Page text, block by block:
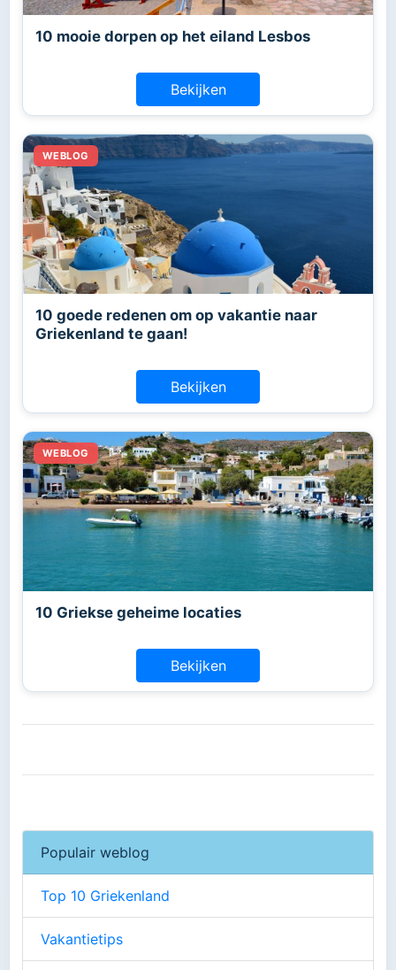
10 mooie dorpen op het eiland Lesbos
Bekijken
10 goede redenen om op vakantie naar
Griekenland te gaan!
Bekijken
10 Griekse geheime locaties
Bekijken
Populair weblog
Top 10 Griekenland
Vakantietips